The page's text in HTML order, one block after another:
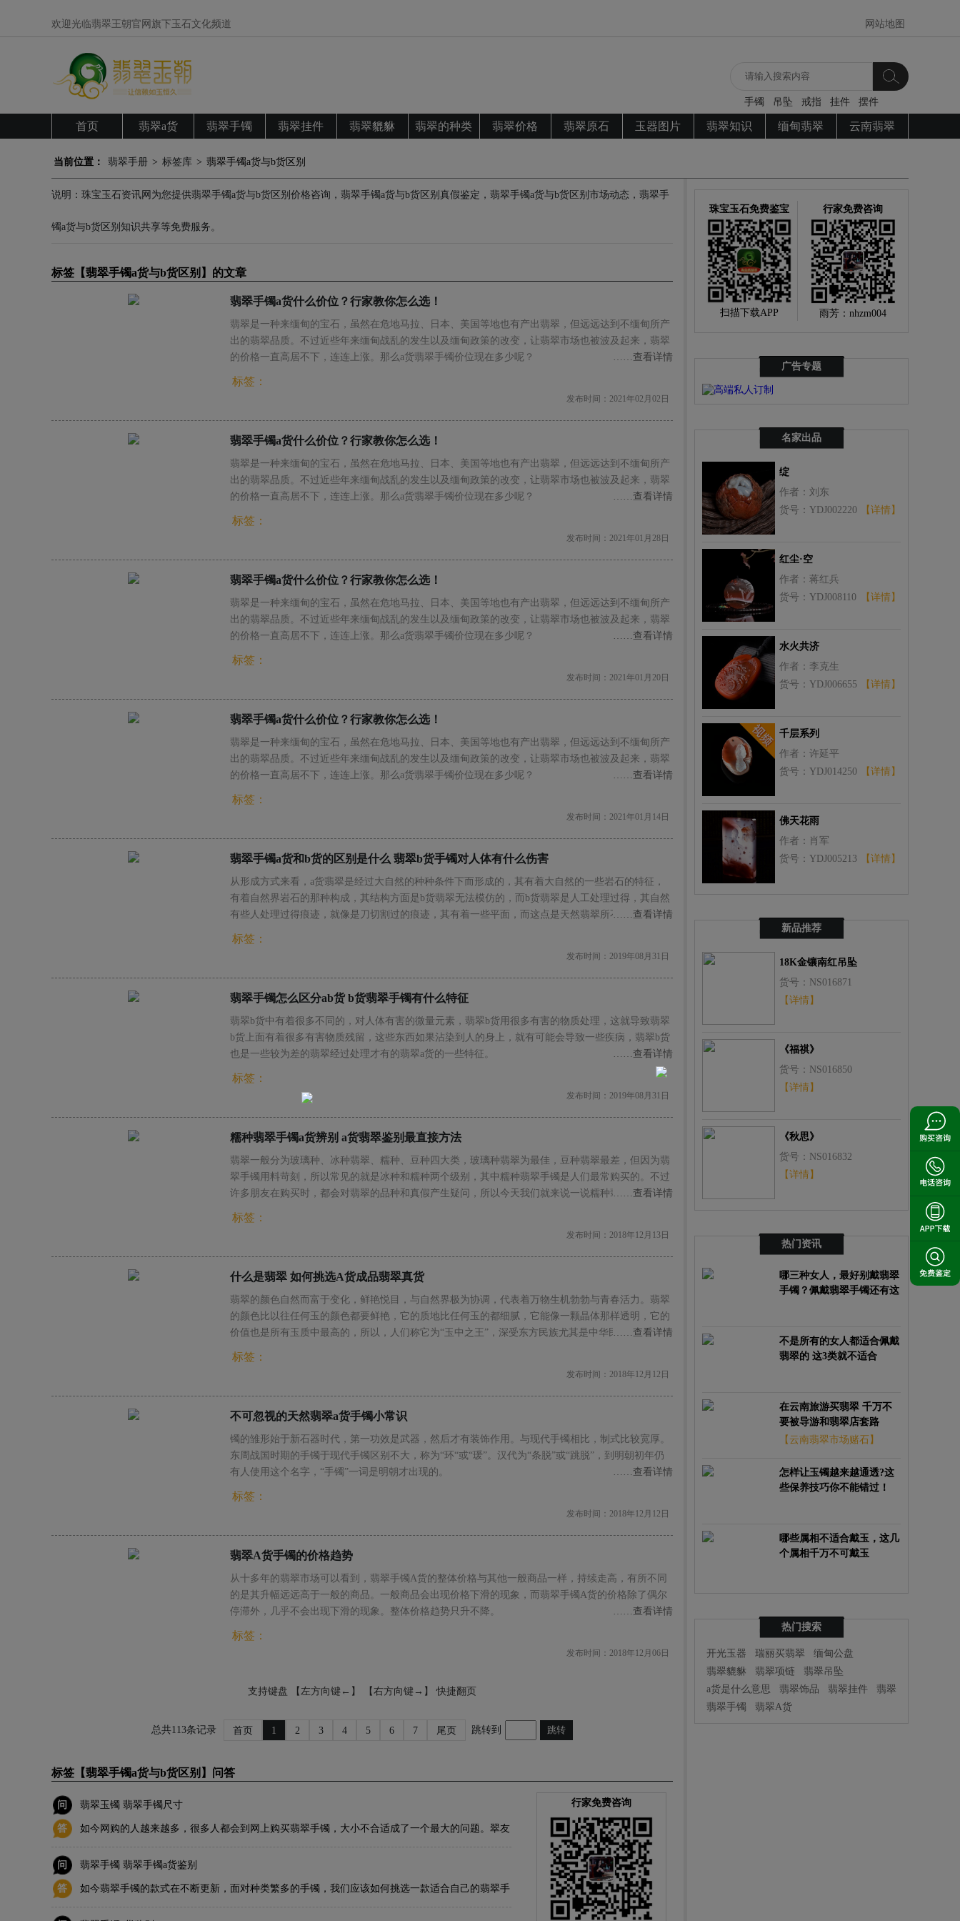
欢迎光临翡翠王朝官网旗下玉石文化频道 网站地图
手镯 吊坠 戒指 挂件 摆件
首页 翡翠a货 翡翠手镯 翡翠挂件 翡翠貔貅 翡翠的种类 翡翠价格 翡翠原石 玉器图片 翡翠知识 缅甸翡翠 云南翡翠
当前位置： 翡翠手册 > 标签库 > 翡翠手镯a货与b货区别
说明：珠宝玉石资讯网为您提供翡翠手镯a货与b货区别价格咨询，翡翠手镯a货与b货区别真假鉴定，翡翠手镯a货与b货区别市场动态，翡翠手
镯a货与b货区别知识共享等免费服务。
标签【翡翠手镯a货与b货区别】的文章
翡翠手镯a货什么价位？行家教你怎么选！
翡翠是一种来缅甸的宝石，虽然在危地马拉、日本、美国等地也有产出翡翠，但远远达到不缅甸所产
出的翡翠品质。不过近些年来缅甸战乱的发生以及缅甸政策的改变，让翡翠市场也被波及起来，翡翠
的价格一直高居不下，连连上涨。那么a货翡翠手镯价位现在多少呢？
……查看详情
标签：
发布时间：2021年02月02日
翡翠手镯a货什么价位？行家教你怎么选！
翡翠是一种来缅甸的宝石，虽然在危地马拉、日本、美国等地也有产出翡翠，但远远达到不缅甸所产
出的翡翠品质。不过近些年来缅甸战乱的发生以及缅甸政策的改变，让翡翠市场也被波及起来，翡翠
的价格一直高居不下，连连上涨。那么a货翡翠手镯价位现在多少呢？
……查看详情
标签：
发布时间：2021年01月28日
翡翠手镯a货什么价位？行家教你怎么选！
翡翠是一种来缅甸的宝石，虽然在危地马拉、日本、美国等地也有产出翡翠，但远远达到不缅甸所产
出的翡翠品质。不过近些年来缅甸战乱的发生以及缅甸政策的改变，让翡翠市场也被波及起来，翡翠
的价格一直高居不下，连连上涨。那么a货翡翠手镯价位现在多少呢？
……查看详情
标签：
发布时间：2021年01月20日
翡翠手镯a货什么价位？行家教你怎么选！
翡翠是一种来缅甸的宝石，虽然在危地马拉、日本、美国等地也有产出翡翠，但远远达到不缅甸所产
出的翡翠品质。不过近些年来缅甸战乱的发生以及缅甸政策的改变，让翡翠市场也被波及起来，翡翠
的价格一直高居不下，连连上涨。那么a货翡翠手镯价位现在多少呢？
……查看详情
标签：
发布时间：2021年01月14日
翡翠手镯a货和b货的区别是什么 翡翠b货手镯对人体有什么伤害
从形成方式来看，a货翡翠是经过大自然的种种条件下而形成的，其有着大自然的一些岩石的特征，
有着自然界岩石的那种构成，其结构方面是b货翡翠无法模仿的，而b货翡翠是人工处理过得，其自然
有些人处理过得痕迹，就像是刀切割过的痕迹，其有着一些平面，而这点是天然翡翠所不拥有的，这
也是一种区别，而且就算再细心也会有着或多或少的差距。
……查看详情
标签：
发布时间：2019年08月31日
翡翠手镯怎么区分ab货 b货翡翠手镯有什么特征
翡翠b货中有着很多不同的，对人体有害的微量元素，翡翠b货用很多有害的物质处理，这就导致翡翠
b货上面有着很多有害物质残留，这些东西如果沾染到人的身上，就有可能会导致一些疾病，翡翠b货
也是一些较为差的翡翠经过处理才有的翡翠a货的一些特征。
……查看详情
标签：
发布时间：2019年08月31日
糯种翡翠手镯a货辨别 a货翡翠鉴别最直接方法
翡翠一般分为玻璃种、冰种翡翠、糯种、豆种四大类，玻璃种翡翠为最佳，豆种翡翠最差，但因为翡
翠手镯用料苛刻，所以常见的就是冰种和糯种两个级别，其中糯种翡翠手镯是人们最常购买的。不过
许多朋友在购买时，都会对翡翠的品种和真假产生疑问，所以今天我们就来说一说糯种翡翠手镯a货
辨别的方法。
……查看详情
标签：
发布时间：2018年12月13日
什么是翡翠 如何挑选A货成品翡翠真货
翡翠的颜色自然而富于变化，鲜艳悦目，与自然界极为协调，代表着万物生机勃勃与青春活力。翡翠
的颜色比以往任何玉的颜色都要鲜艳，它的质地比任何玉的都细腻，它能像一颗晶体那样透明，它的
价值也是所有玉质中最高的，所以，人们称它为“玉中之王”，深受东方民族尤其是中华民族的喜爱。
……查看详情
标签：
发布时间：2018年12月12日
不可忽视的天然翡翠a货手镯小常识
镯的雏形始于新石器时代，第一功效是武器，然后才有装饰作用。与现代手镯相比，制式比较宽厚。
东周战国时期的手镯于现代手镯区别不大，称为“环“或“瑗”。汉代为“条脱”或“跳脱”，到明朝初年仍
有人使用这个名字，“手镯”一词是明朝才出现的。
……查看详情
标签：
发布时间：2018年12月12日
翡翠A货手镯的价格趋势
从十多年的翡翠市场可以看到，翡翠手镯A货的整体价格与其他一般商品一样，持续走高，有所不同
的是其升幅远远高于一般的商品。一般商品会出现价格下滑的现象，而翡翠手镯A货的价格除了偶尔
停滞外，几乎不会出现下滑的现象。整体价格趋势只升不降。
……查看详情
标签：
发布时间：2018年12月06日
支持键盘 【左方向键←】 【右方向键→】 快捷翻页
总共113条记录 首页 1 2 3 4 5 6 7 尾页 跳转到 跳转
标签【翡翠手镯a货与b货区别】问答
问 翡翠玉镯 翡翠手镯尺寸
答
如今网购的人越来越多，很多人都会到网上购买翡翠手镯，大小不合适成了一个最大的问题。翠友
们往往只是根据自己的喜好去挑选手镯，很少会去关注手镯尺寸大小的问题。那么我们应该怎样选
择翡翠手镯的大小呢？
问 翡翠手镯 翡翠手镯a货鉴别
答
如今翡翠手镯的款式在不断更新，面对种类繁多的手镯，我们应该如何挑选一款适合自己的翡翠手
镯呢？
行家免费咨询
珠宝玉石免费鉴宝
扫描下载APP
行家免费咨询
雨芳：nhzm004
广告专题
名家出品
绽
作者：刘东
货号：YDJ002220
【详情】
红尘·空
作者：蒋红兵
货号：YDJ008110
【详情】
水火共济
作者：李克生
货号：YDJ006655
【详情】
千层系列
作者：许延平
货号：YDJ014250
【详情】
佛天花雨
作者：肖军
货号：YDJ005213
【详情】
新品推荐
18K金镶南红吊坠
货号：NS016871
【详情】
《福祺》
货号：NS016850
【详情】
《秋思》
货号：NS016832
【详情】
热门资讯
哪三种女人，最好别戴翡翠
手镯？佩戴翡翠手镯还有这
不是所有的女人都适合佩戴
翡翠的 这3类就不适合
在云南旅游买翡翠 千万不
要被导游和翡翠店套路
【云南翡翠市场赌石】
怎样让玉镯越来越通透?这
些保养技巧你不能错过！
哪些属相不适合戴玉，这几
个属相千万不可戴玉
热门搜索
开光玉器 瑞丽买翡翠
缅甸公盘
翡翠貔貅
翡翠项链
翡翠吊坠
a货是什么意思
翡翠饰品 翡翠挂件
翡翠
翡翠手镯
翡翠A货